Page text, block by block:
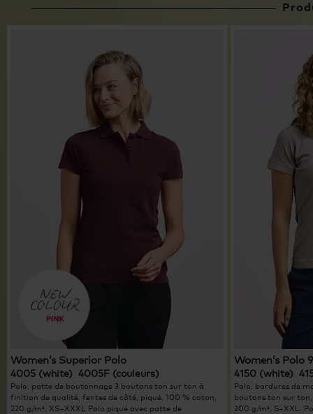
Women’s Superior Polo
4005 (white) 4005F (couleurs)
Polo, patte de boutonnage 3 boutons ton sur ton à
finition de qualité, fentes de côté, piqué, 100 % coton,
220 g/m², XS–XXXL Polo piqué avec patte de
Women’s Polo
4150 (white)
Polo, bordures de
boutons ton sur
200 g/m², S–XXL.